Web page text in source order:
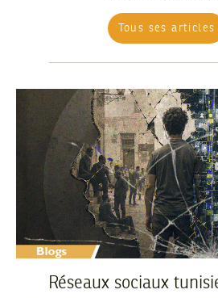
Tous ses articles
Réseaux sociaux